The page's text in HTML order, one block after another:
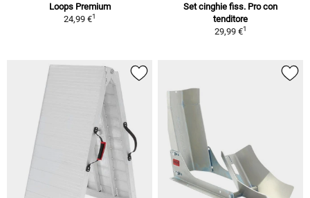
Loops Premium
24,99 €1
Set cinghie fiss. Pro con
tenditore
29,99 €1